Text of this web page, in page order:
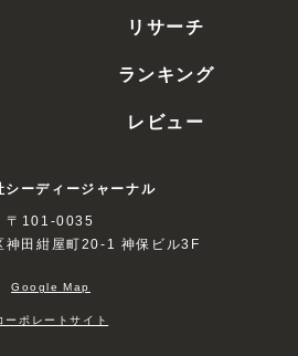
リサーチ
ランキング
レビュー
シーディージャーナル
〒101-0035
神田紺屋町20-1 神保ビル3F
Google Map
ーポレートサイト